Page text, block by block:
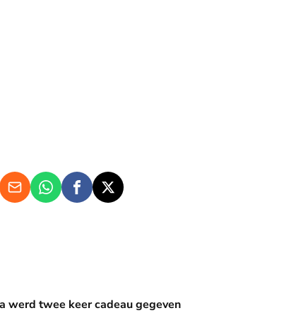
cadeau gegeven
werd twee keer cadeau gegeven